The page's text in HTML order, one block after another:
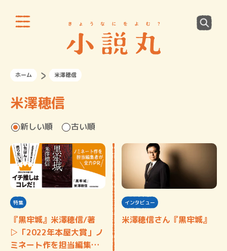
ホーム 米澤穂信
米澤穂信
新しい順 古い順
特集
『黒牢城』米澤穂信/著
▷「2022年本屋大賞」ノ
ミネート作を担当編集
インタビュー
米澤穂信さん『黒牢城』